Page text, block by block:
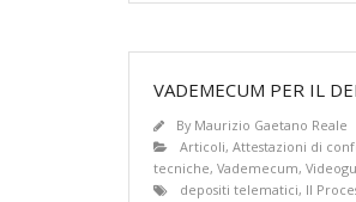
VADEMECUM PER IL
By Maurizio Gaetano Reale
Articoli, Attestazioni di
tecniche, Vademecum,
depositi telematici, Il